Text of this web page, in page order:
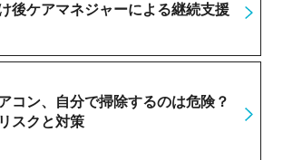
後ケアマネジャーによる継続支援
コン、自分で掃除するのは危険？
スクと対策